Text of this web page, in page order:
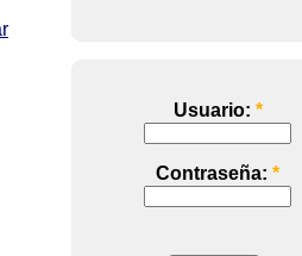
Usuario: *
Contraseña: *